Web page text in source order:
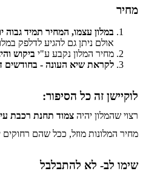
מחיר
במלון עצמו, המחיר תמיד גבוה
אולם ניתן גם להגיע לדלפק
מחיר המלון נקבע ע"י ביקוש
לקראת שיא העונה - בחודשים
לוקיישן זה כל הסיפור:
רצוי שהמלון יהיה צמוד תחנת רכבת
מחיר המלונות מוזל, ככל שהם
שימו לב- לא להתבלבל